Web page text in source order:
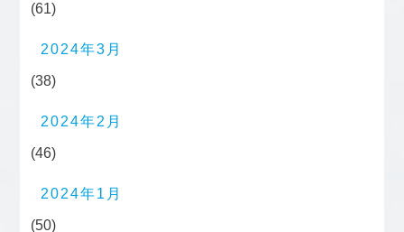
(61)
2024年3月
(38)
2024年2月
(46)
2024年1月
(50)